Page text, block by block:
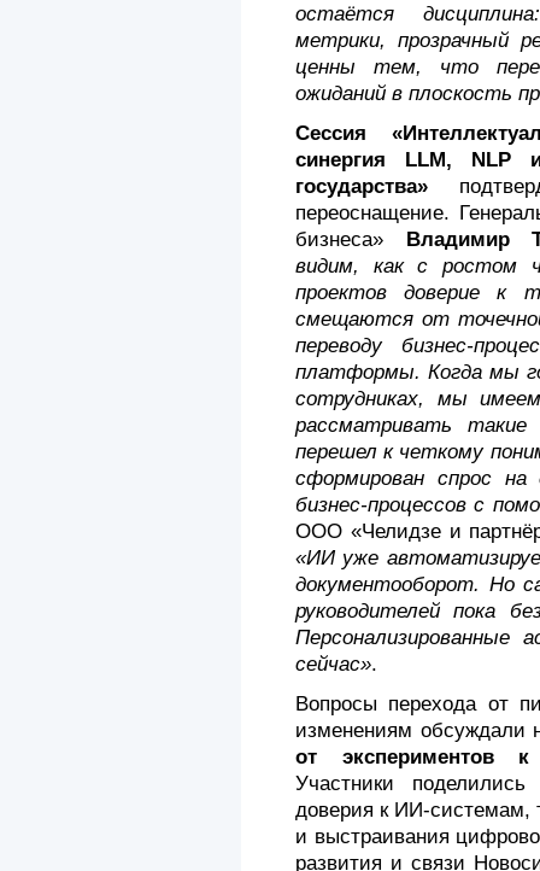
остаётся
метрики, прозрачный
ценны тем, что
ожиданий в плоскость
Сессия
синергия LLM, NLP
государства»
переоснащение.
бизнеса» Владимир
видим, как с ростом
проектов доверие к
смещаются от
переводу бизнес-
платформы. Когда мы
сотрудниках, мы
рассматривать
перешел к четкому
сформирован спрос на
бизнес-процессов с
ООО «Челидзе и
«ИИ уже
документооборот. Но
руководителей пока
сейчас».
Вопросы перехода от
изменениям обсуждали
от экспериментов к
Участники
доверия к ИИ-системам,
и выстраивания
развития и связи